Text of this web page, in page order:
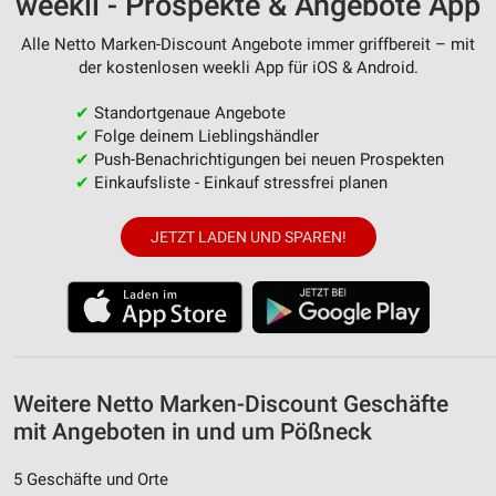
Alle Netto Marken-Discount Angebote immer griffbereit – mit
der kostenlosen weekli App für iOS & Android.
✔ Standortgenaue Angebote
✔ Folge deinem Lieblingshändler
✔ Push-Benachrichtigungen bei neuen Prospekten
✔ Einkaufsliste - Einkauf stressfrei planen
JETZT LADEN UND SPAREN!
Weitere Netto Marken-Discount Geschäfte
mit Angeboten in und um Pößneck
5 Geschäfte und Orte
Kombinationen von Daten aus verschiedenen
Quellen
Entwicklung und Verbesserung der Angebote
Verwendung reduzierter Daten zur Auswahl von
Inhalten
IAB-Besonderheiten:
Verwendung genauer Standortdaten
Geräte anhand von aktiv angeforderten
Informationen identifizieren
Nicht-IAB-Verarbeitungszwecke:
Performance
Funktional
Werbung